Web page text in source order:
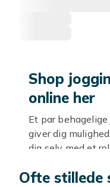
Shop
online her
Et par
giver dig
dig selv med et
hektisk? Her hos
Ofte stillede